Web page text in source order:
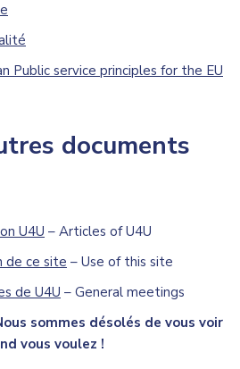
Public service principles for the EU
documents
U4U – Articles of U4U
de ce site – Use of this site
de U4U – General meetings
sommes désolés de vous voir
vous voulez !